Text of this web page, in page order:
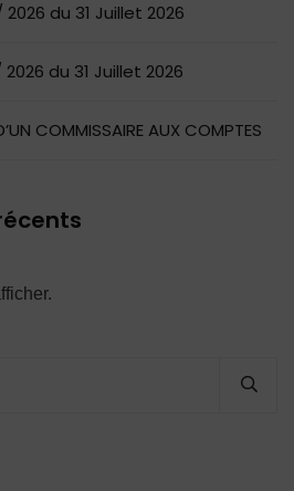
2026 du 31 Juillet 2026
2026 du 31 Juillet 2026
COMMISSAIRE AUX COMPTES